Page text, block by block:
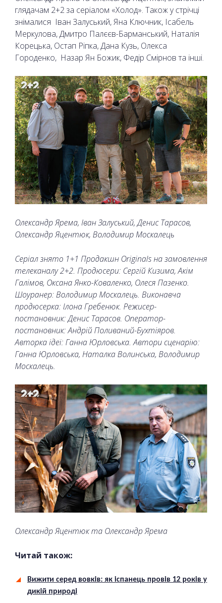
глядачам 2+2 за серіалом «Холод». Також у стрічці
знімалися Іван Залуський, Яна Ключник, Ісабель
Меркулова, Дмитро Палєєв-Барманський, Наталія
Корецька, Остап Ріпка, Дана Кузь, Олекса
Городенко, Назар Ян Божик, Федір Смірнов та інші.
Олександр Ярема, Іван Залуський, Денис Тарасов,
Олександр Яцентюк, Володимир Москалець
Серіал знято 1+1 Продакшн Originals на замовлення
телеканалу 2+2. Продюсери: Сергій Кизима, Акім
Галімов, Оксана Янко-Коваленко, Олеся Пазенко.
Шоуранер: Володимир Москалець. Виконавча
продюсерка: Ілона Гребенюк. Режисер-
постановник: Денис Тарасов. Оператор-
постановник: Андрій Поливаний-Бухтіяров.
Авторка ідеї: Ганна Юрловська. Автори сценарію:
Ганна Юрловська, Наталка Волинська, Володимир
Москалець.
Олександр Яцентюк та Олександр Ярема
Читай також:
Вижити серед вовків: як іспанець провів 12 років у
дикій природі